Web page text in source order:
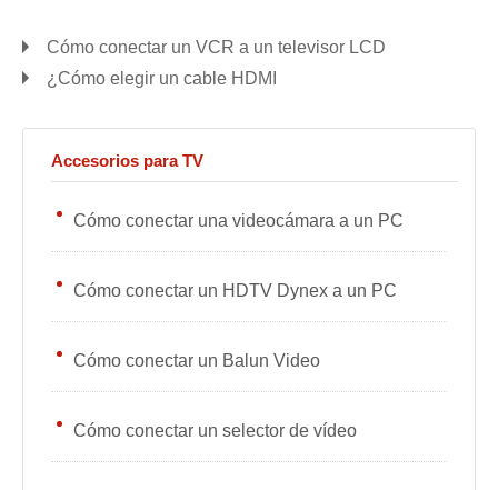
Cómo conectar un VCR a un televisor LCD
¿Cómo elegir un cable HDMI
Accesorios para TV
Cómo conectar una videocámara a un PC
Cómo conectar un HDTV Dynex a un PC
Cómo conectar un Balun Video
Cómo conectar un selector de vídeo